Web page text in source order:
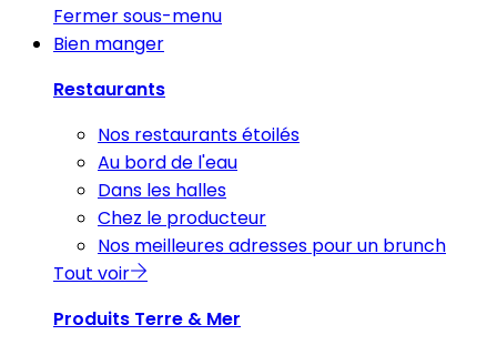
Fermer sous-menu
Bien manger
Restaurants
Nos restaurants étoilés
Au bord de l'eau
Dans les halles
Chez le producteur
Nos meilleures adresses pour un brunch
Tout voir
Produits Terre & Mer